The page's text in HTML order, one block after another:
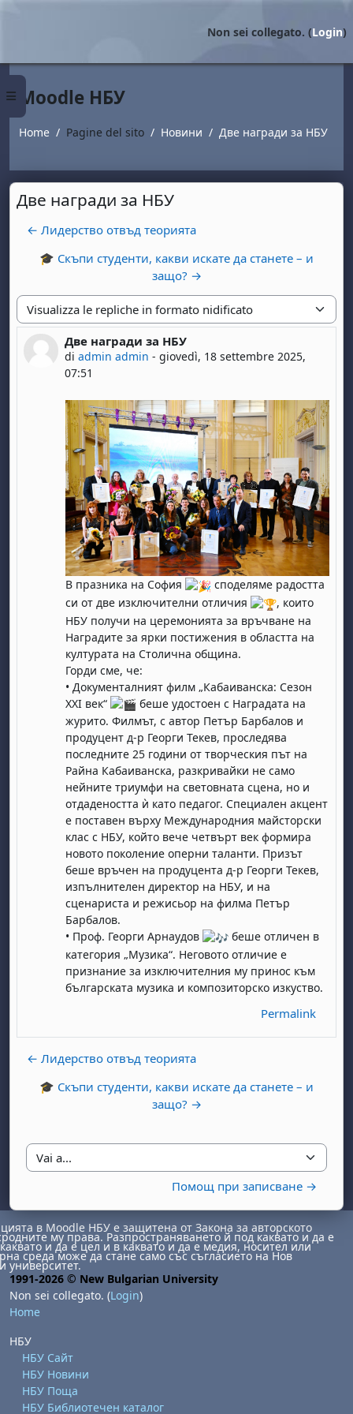
Pannello laterale
Non sei collegato. (Login)
Moodle НБУ
Home Pagine del sito Новини Две награди за НБУ
Две награди за НБУ
← Лидерство отвъд теорията
🎓 Скъпи студенти, какви искате да станете – и
защо? →
Modalità visualizzazione
Две награди за НБУ
di admin admin - giovedì, 18 settembre 2025,
07:51
Numero di risposte: 0
В празника на София
споделяме радостта
си от две изключителни отличия
, които
НБУ получи на церемонията за връчване на
Наградите за ярки постижения в областта на
културата на Столична община.
Горди сме, че:
• Документалният филм „Кабаиванска: Сезон
XXI век“
беше удостоен с Наградата на
журито. Филмът, с автор Петър Барбалов и
продуцент д-р Георги Текев, проследява
последните 25 години от творческия път на
Райна Кабаиванска, разкривайки не само
нейните триумфи на световната сцена, но и
отдадеността ѝ като педагог. Специален акцент
е поставен върху Международния майсторски
клас с НБУ, който вече четвърт век формира
новото поколение оперни таланти. Призът
беше връчен на продуцента д-р Георги Текев,
изпълнителен директор на НБУ, и на
сценариста и режисьор на филма Петър
Барбалов.
• Проф. Георги Арнаудов
беше отличен в
категория „Музика“. Неговото отличие е
признание за изключителния му принос към
българската музика и композиторско изкуство.
Permalink
← Лидерство отвъд теорията
🎓 Скъпи студенти, какви искате да станете – и
защо? →
Vai a...
Помощ при записване →
1 agosto
domenica 2 agosto
8 agosto
domenica 9 agosto
15 agosto
domenica 16 agosto
22 agosto
domenica 23 agosto
29 agosto
domenica 30 agosto
в Moodle НБУ е защитена от Закона за авторското
му права. Разпространяването й под каквато и да е
и да е цел и в каквато и да е медия, носител или
среда може да стане само със съгласието на Нов
университет.
1991-2026 © New Bulgarian University
Non sei collegato. (Login)
Home
НБУ
НБУ Сайт
НБУ Новини
НБУ Поща
НБУ Библиотечен каталог